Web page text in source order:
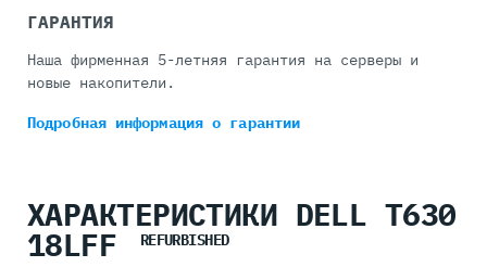
ГАРАНТИЯ
Наша фирменная 5-летняя гарантия на серверы и
новые накопители.
Подробная информацияо гарантии
ХАРАКТЕРИСТИКИ DELL T630
18LFF REFURBISHED